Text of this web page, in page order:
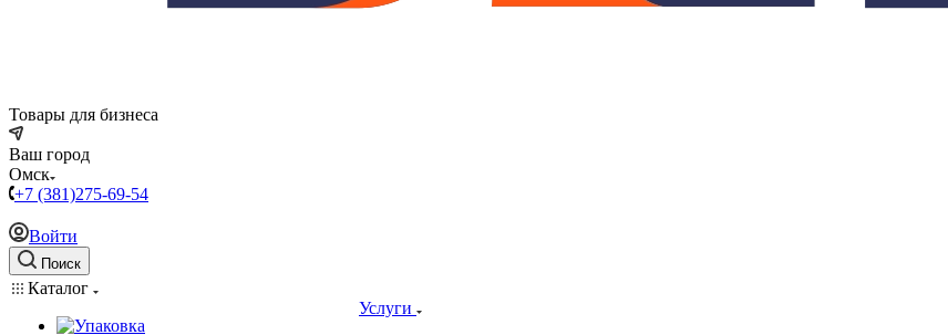
Товары для бизнеса
Ваш город
Омск
+7 (381)275-69-54
Войти
Поиск
Каталог
Услуги